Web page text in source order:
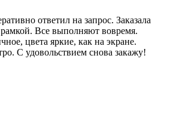
ответил на запрос. Заказала
рамкой. Все выполняют вовремя.
цвета яркие, как на экране.
С удовольствием снова закажу!